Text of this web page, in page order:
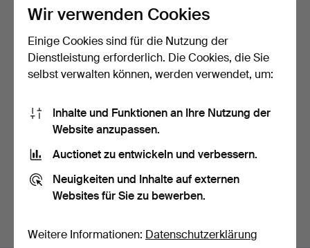
BAUSÄGE /
TISCHKREISSÄGE LUNA
perfect 803 …
9 Tage
Suche speichern
Archiv
suchen.
Wir verwenden Cookies
Einige Cookies sind für die Nutzung der
Dienstleistung erforderlich. Die Cookies, die Sie
selbst verwalten können, werden verwendet, um:
Inhalte und Funktionen an Ihre Nutzung der
Website anzupassen.
Auctionet zu entwickeln und verbessern.
Neuigkeiten und Inhalte auf externen
Websites für Sie zu bewerben.
Weitere Informationen: Datenschutzerklärung